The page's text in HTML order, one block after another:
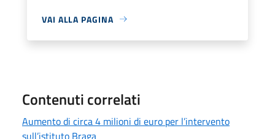
VAI ALLA PAGINA
Contenuti correlati
Aumento di circa 4 milioni di euro per l’intervento
sull’istituto Braga